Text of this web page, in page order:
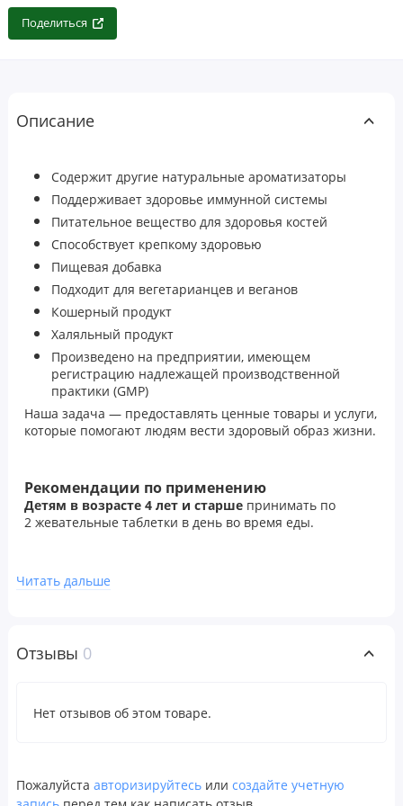
Поделиться
Описание
Содержит другие натуральные ароматизаторы
Поддерживает здоровье иммунной системы
Питательное вещество для здоровья костей
Способствует крепкому здоровью
Пищевая добавка
Подходит для вегетарианцев и веганов
Кошерный продукт
Халяльный продукт
Произведено на предприятии, имеющем
регистрацию надлежащей производственной
практики (GMP)
Наша задача — предоставлять ценные товары и услуги,
которые помогают людям вести здоровый образ жизни.
Рекомендации по применению
Детям в возрасте 4 лет и старше принимать по
2 жевательные таблетки в день во время еды.
Предупреждения
железо, — основная причина отравлений со
или в токсикологический центр.
предназначено для детей младше 4 лет. Этот продукт
содержит биотин, который может повлиять на
Читать дальше
Отзывы 0
Нет отзывов об этом товаре.
Пожалуйста авторизируйтесь или создайте учетную